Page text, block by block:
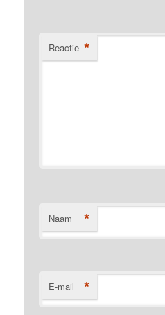
Reactie *
Naam *
E-mail *